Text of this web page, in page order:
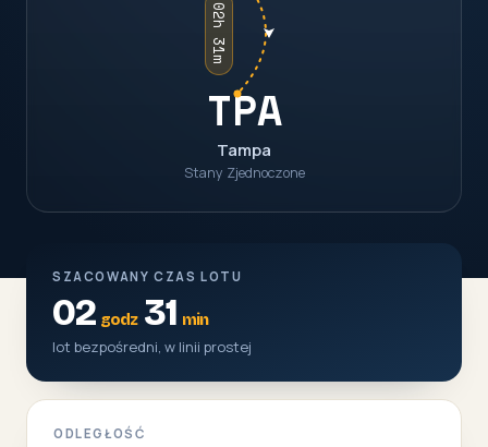
02h 31m
TPA
Tampa
Stany Zjednoczone
SZACOWANY CZAS LOTU
02 godz31 min
lot bezpośredni, w linii prostej
ODLEGŁOŚĆ